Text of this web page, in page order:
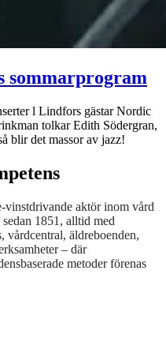
sommarprogram
l Lindfors gästar Nordic
tolkar Edith Södergran,
blir det massor av jazz!
vinstdrivande aktör inom vård
1851, alltid med
äldreboenden,
– där
metoder förenas